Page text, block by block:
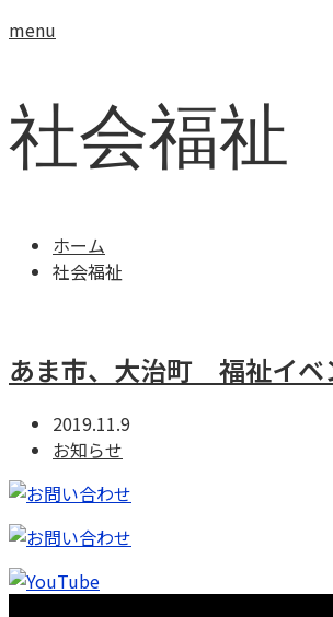
menu
社会福祉
ホーム
社会福祉
あま市、大治町 福祉イベ
2019.11.9
お知らせ